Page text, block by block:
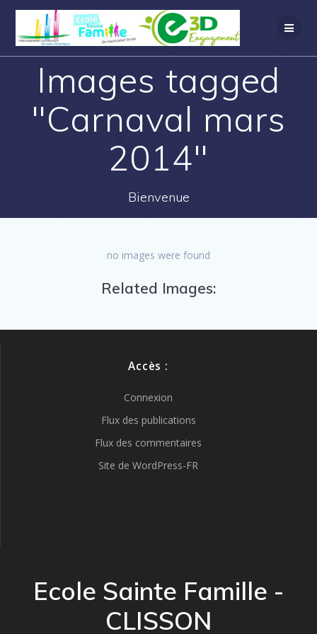
Images tagged
"Carnaval mars
2014"
Bienvenue
no images were found
Related Images:
Accès :
Connexion
Flux des publications
Flux des commentaires
Site de WordPress-FR
Ecole Sainte Famille -
CLISSON